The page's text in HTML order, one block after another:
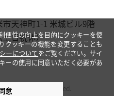
天神町1-1 米城ビル9階
土日祝休）
All Rights Reserved.
便性の向上を目的にクッキーを使
クッキーの機能を変更することも
ーについてをご覧ください。サイ
ーの使用に同意いただく必要があ
意